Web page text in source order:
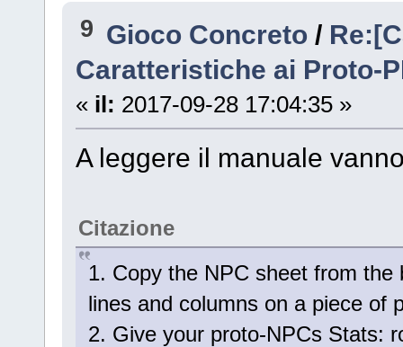
9 Gioco Concreto /
Caratteristiche ai Proto-
« il: 2017-09-28 17:04:35 »
A leggere il manuale
Citazione
1. Copy the NPC sheet from
lines and columns on a piece of
2. Give your proto-NPCs Stats: